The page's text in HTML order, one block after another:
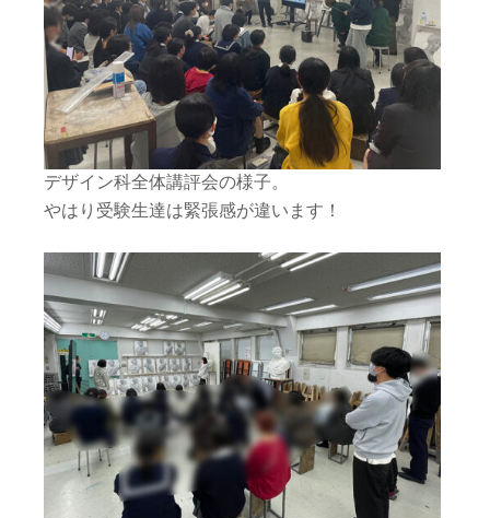
デザイン科全体講評会の様子。
やはり受験生達は緊張感が違います！